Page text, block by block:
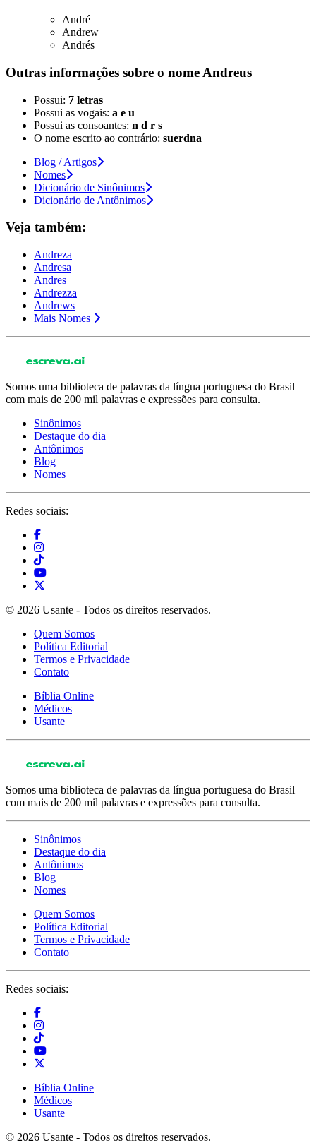
André
Andrew
Andrés
Outras informações sobre o nome Andreus
Possui: 7 letras
Possui as vogais: a e u
Possui as consoantes: n d r s
O nome escrito ao contrário: suerdna
Blog / Artigos
Nomes
Dicionário de Sinônimos
Dicionário de Antônimos
Veja também:
Andreza
Andresa
Andres
Andrezza
Andrews
Mais Nomes
Somos uma biblioteca de palavras da língua portuguesa do Brasil
com mais de 200 mil palavras e expressões para consulta.
Sinônimos
Destaque do dia
Antônimos
Blog
Nomes
Redes sociais:
© 2026 Usante - Todos os direitos reservados.
Quem Somos
Política Editorial
Termos e Privacidade
Contato
Bíblia Online
Médicos
Usante
Somos uma biblioteca de palavras da língua portuguesa do Brasil
com mais de 200 mil palavras e expressões para consulta.
Sinônimos
Destaque do dia
Antônimos
Blog
Nomes
Quem Somos
Política Editorial
Termos e Privacidade
Contato
Redes sociais:
Bíblia Online
Médicos
Usante
© 2026 Usante - Todos os direitos reservados.